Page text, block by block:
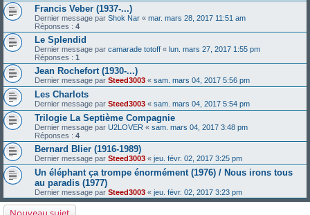
Francis Veber (1937-...)
Dernier message par Shok Nar « mar. mars 28, 2017 11:51 am
Réponses : 4
Le Splendid
Dernier message par camarade totoff « lun. mars 27, 2017 1:55 pm
Réponses : 1
Jean Rochefort (1930-...)
Dernier message par Steed3003 « sam. mars 04, 2017 5:56 pm
Les Charlots
Dernier message par Steed3003 « sam. mars 04, 2017 5:54 pm
Trilogie La Septième Compagnie
Dernier message par U2LOVER « sam. mars 04, 2017 3:48 pm
Réponses : 4
Bernard Blier (1916-1989)
Dernier message par Steed3003 « jeu. févr. 02, 2017 3:25 pm
Un éléphant ça trompe énormément (1976) / Nous irons tous
au paradis (1977)
Dernier message par Steed3003 « jeu. févr. 02, 2017 3:23 pm